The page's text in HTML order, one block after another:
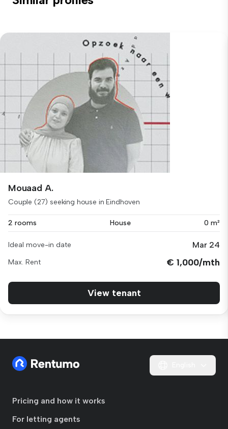
Mouaad A.
Couple (27) seeking house in Eindhoven
2 rooms House 0 m²
Ideal move-in date Mar 24
Max. Rent € 1,000/mth
View tenant
Pricing and how it works
For letting agents